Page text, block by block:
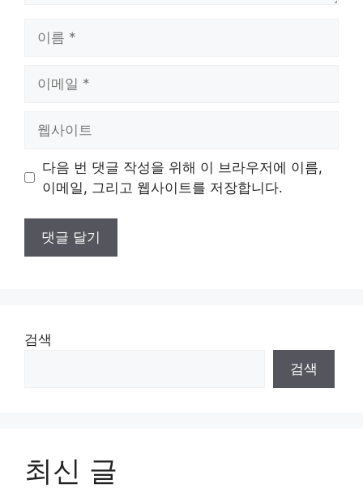
트
다음 번 댓글 작성을 위해 이 브라우저에 이름,
이메일, 그리고 웹사이트를 저장합니다.
검색
검색
최신 글